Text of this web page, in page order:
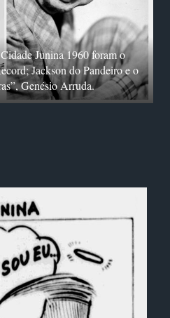
Junina 1960 foram o
Jackson do Pandeiro e o
Genésio Arruda.